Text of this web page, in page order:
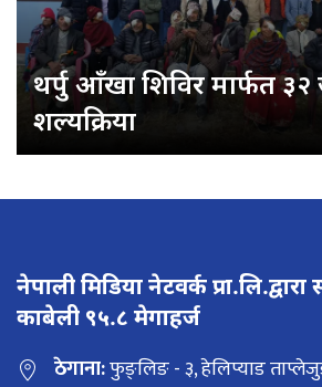
थर्पु आँखा शिविर मार्फत
शल्यक्रिया
नेपाली मिडिया नेटवर्क
काबेली ९५.८ मेगाहर्ज
ठेगाना:फुङ्लिङ - ३, हेलिप्याड